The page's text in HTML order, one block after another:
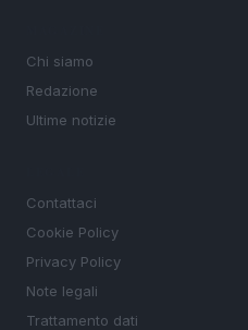
Chi siamo
Redazione
Ultime notizie
Contattaci
Cookie Policy
Privacy Policy
Note legali
Trattamento dati